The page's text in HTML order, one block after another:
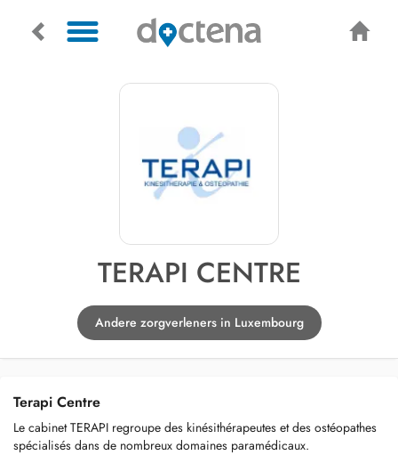
TERAPI CENTRE
Andere zorgverleners in Luxembourg
Terapi Centre
Le cabinet TERAPI regroupe des kinésithérapeutes et des ostéopathes
spécialisés dans de nombreux domaines paramédicaux.